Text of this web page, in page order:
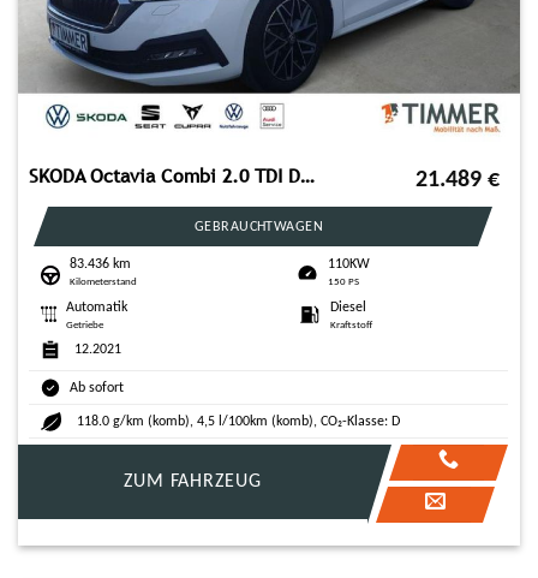
SKODA Octavia Combi 2.0 TDI DSG +PANO +MATRIX +ACC +NA 21.489 €
GEBRAUCHTWAGEN
83.436 km
Kilometerstand
110KW
150 PS
Automatik
Getriebe
Diesel
Kraftstoff
12.2021
Ab sofort
118.0 g/km (komb), 4,5 l/100km (komb), CO₂-Klasse: D
ZUM FAHRZEUG